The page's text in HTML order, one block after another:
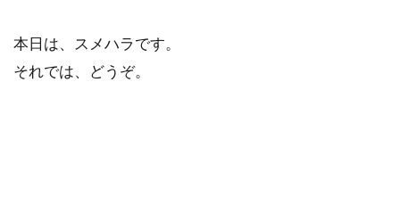
本日は、スメハラです。
それでは、どうぞ。